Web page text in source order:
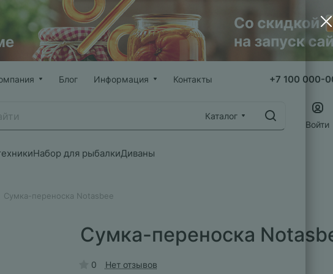
Блог Информация Контакты +7 100 000-
Каталог
Войти
Набор для рыбалкиДиваны
Сумка-переноска Notasbee
Сумка-переноска
0 Нет отзывов